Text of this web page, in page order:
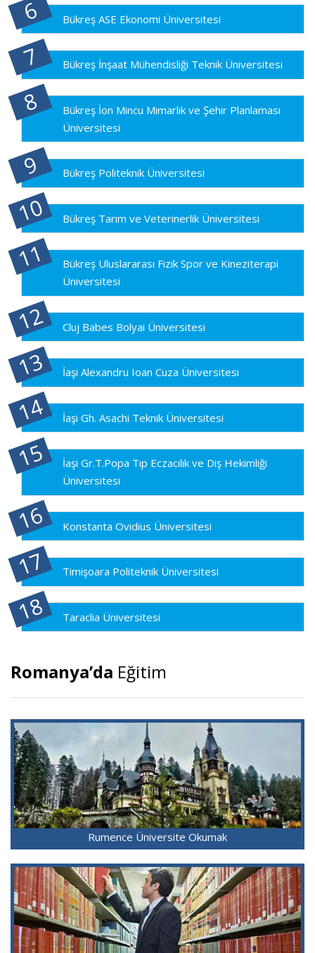
Bükreş ASE Ekonomi Üniversitesi
Bükreş İnşaat Mühendisliği Teknik Üniversitesi
Bükreş İon Mincu Mimarlık ve Şehir Planlaması
Üniversitesi
Bükreş Politeknik Üniversitesi
Bükreş Tarım ve Veterinerlik Üniversitesi
Bükreş Uluslararası Fizik Spor ve Kineziterapi
Üniversitesi
Cluj Babes Bolyai Üniversitesi
İaşi Alexandru Ioan Cuza Üniversitesi
İaşi Gh. Asachi Teknik Üniversitesi
İaşi Gr.T.Popa Tıp Eczacılık ve Diş Hekimliği
Üniversitesi
Konstanta Ovidius Üniversitesi
Timişoara Politeknik Üniversitesi
Taraclia Üniversitesi
Romanya’da Eğitim
Rumence Üniversite Okumak